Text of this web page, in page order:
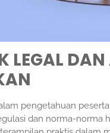
LEGAL
pengetahuan
dan norma-norma